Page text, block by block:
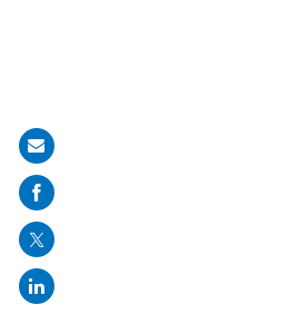
Share
on
mail